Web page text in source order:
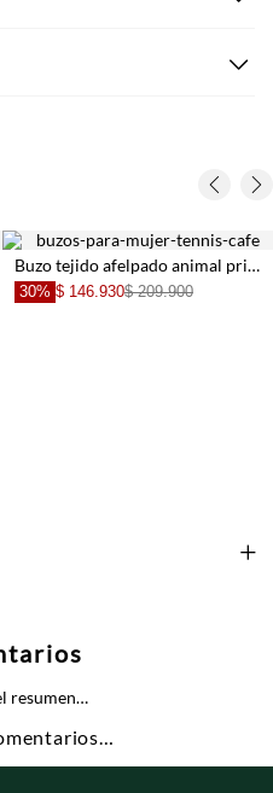
+
Buzo tejido afelpado animal print con diseño limpio para mujer
30% $ 146.930$ 209.900
resumen…